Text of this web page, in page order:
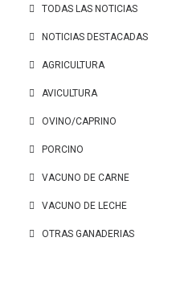
TODAS LAS NOTICIAS
NOTICIAS DESTACADAS
AGRICULTURA
AVICULTURA
OVINO/CAPRINO
PORCINO
VACUNO DE CARNE
VACUNO DE LECHE
OTRAS GANADERIAS